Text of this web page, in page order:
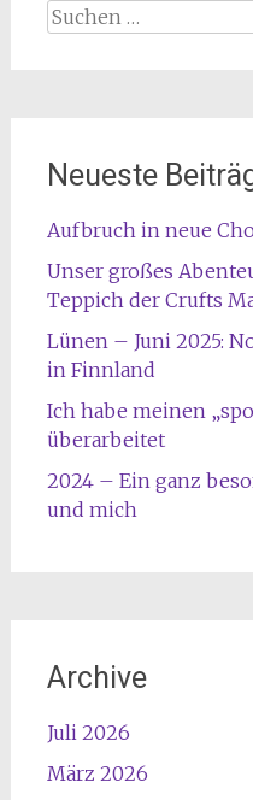
Suche
Neueste
Aufbruch in neue
Unser großes
Teppich der Crufts
Lünen – Juni 2025:
in Finnland
Ich habe meinen
überarbeitet
2024 – Ein ganz
und mich
Archive
Juli 2026
März 2026